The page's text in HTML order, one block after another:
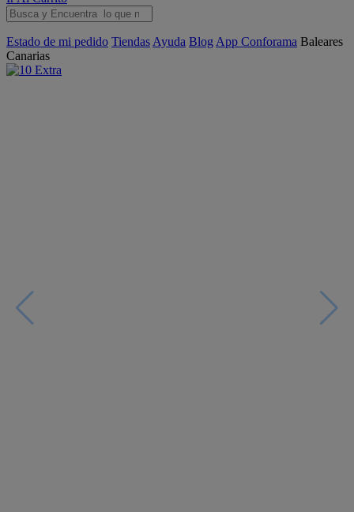
Estado de mi pedido Tiendas Ayuda Blog App Conforama Baleares
Canarias